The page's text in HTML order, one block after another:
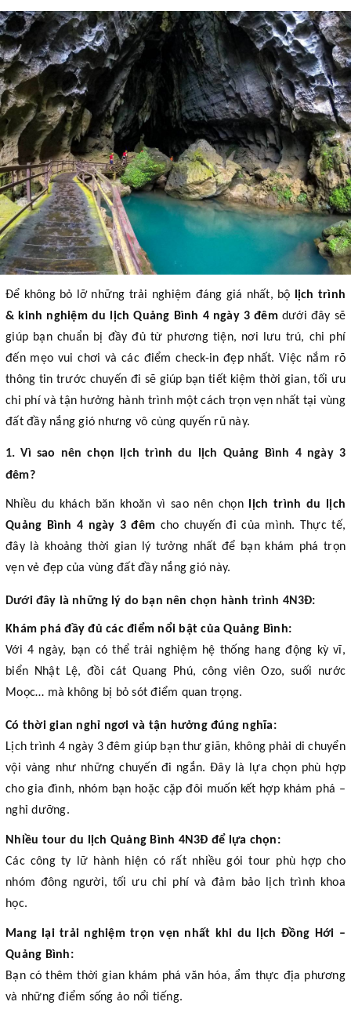
Để không bỏ lỡ những trải nghiệm đáng giá nhất, bộ
lịch trình
& kinh nghiệm du lịch Quảng Bình 4 ngày 3 đêmdưới đây sẽ
giúp bạn chuẩn bị đầy đủ từ phương tiện, nơi lưu trú, chi phí
đến mẹo vui chơi và các điểm check-in đẹp nhất. Việc nắm rõ
thông tin trước chuyến đi sẽ giúp bạn tiết kiệm thời gian, tối ưu
chi phí và tận hưởng hành trình một cách trọn vẹn nhất tại vùng
đất đầy nắng gió nhưng vô cùng quyến rũ này.
1. Vì sao nên chọn lịch trình du lịch Quảng Bình 4 ngày 3
đêm?
Nhiều du khách băn khoăn vì sao nên chọn
lịch trình du lịch
Quảng Bình 4 ngày 3 đêm cho chuyến đi của mình. Thực tế,
đây là khoảng thời gian lý tưởng nhất để bạn khám phá trọn
vẹn vẻ đẹp của vùng đất đầy nắng gió này.
Dưới đây là những lý do bạn nên chọn hành trình 4N3Đ:
Khám phá đầy đủ các điểm nổi bật của Quảng Bình:
Với 4 ngày, bạn có thể trải nghiệm hệ thống hang động kỳ vĩ,
biển Nhật Lệ, đồi cát Quang Phú, công viên Ozo, suối nước
Moọc… mà không bị bỏ sót điểm quan trọng.
Có thời gian nghỉ ngơi và tận hưởng đúng nghĩa:
Lịch trình 4 ngày 3 đêm giúp bạn thư giãn, không phải di chuyển
vội vàng như những chuyến đi ngắn. Đây là lựa chọn phù hợp
cho gia đình, nhóm bạn hoặc cặp đôi muốn kết hợp khám phá –
nghỉ dưỡng.
Nhiều tour du lịch Quảng Bình 4N3Đ để lựa chọn:
Các công ty lữ hành hiện có rất nhiều gói tour phù hợp cho
nhóm đông người, tối ưu chi phí và đảm bảo lịch trình khoa
học.
Mang lại trải nghiệm trọn vẹn nhất khi du lịch Đồng Hới –
Quảng Bình:
Bạn có thêm thời gian khám phá văn hóa, ẩm thực địa phương
và những điểm sống ảo nổi tiếng.